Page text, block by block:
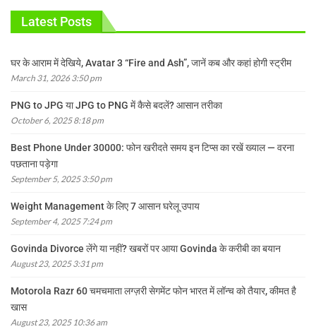
Latest Posts
घर के आराम में देखिये, Avatar 3 “Fire and Ash”, जानें कब और कहां होगी स्ट्रीम
March 31, 2026 3:50 pm
PNG to JPG या JPG to PNG में कैसे बदलें? आसान तरीका
October 6, 2025 8:18 pm
Best Phone Under 30000: फोन खरीदते समय इन टिप्स का रखें ख्याल — वरना
पछताना पड़ेगा
September 5, 2025 3:50 pm
Weight Management के लिए 7 आसान घरेलू उपाय
September 4, 2025 7:24 pm
Govinda Divorce लेंगे या नहीं? खबरों पर आया Govinda के करीबी का बयान
August 23, 2025 3:31 pm
Motorola Razr 60 चमचमाता लग्ज़री सेगमेंट फोन भारत में लॉन्च को तैयार, कीमत है
खास
August 23, 2025 10:36 am